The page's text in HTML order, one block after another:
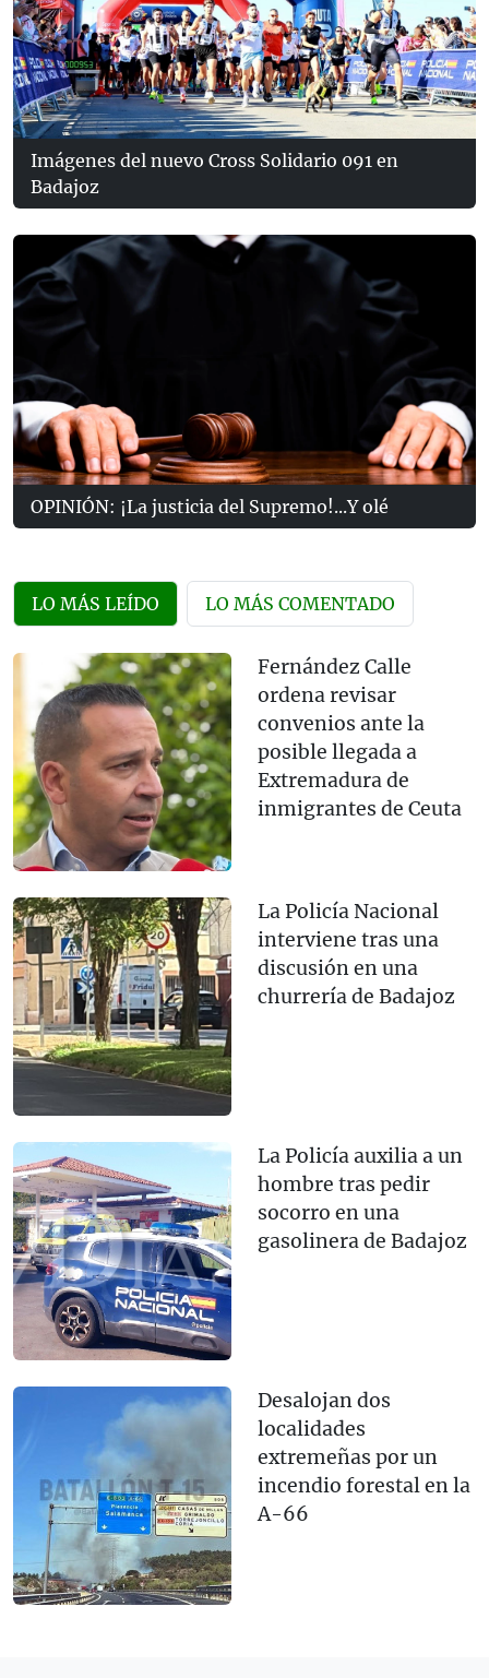
Imágenes del nuevo Cross Solidario 091 en
Badajoz
OPINIÓN: ¡La justicia del Supremo!...Y olé
LO MÁS LEÍDO LO MÁS COMENTADO
Fernández Calle
ordena revisar
convenios ante la
posible llegada a
Extremadura de
inmigrantes de Ceuta
La Policía Nacional
interviene tras una
discusión en una
churrería de Badajoz
La Policía auxilia a un
hombre tras pedir
socorro en una
gasolinera de Badajoz
Desalojan dos
localidades
extremeñas por un
incendio forestal en la
A-66